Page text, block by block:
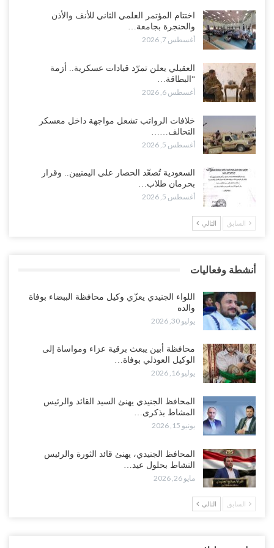
للسعودية بشأن النفط..!
أغسطس 6, 2026
الرئاسي مرحلة التفكك المؤسسي..!
أغسطس 5, 2026
وتعزيزات عسكرية لحماية ترتيبات تصدير النفط..!
أغسطس 5, 2026
وسط معركة سعودية لإسقاط آخر معاقل الزبيدي.. القبائل تستنفر و”درع
الوطن” تبدأ الانتشار..!
أغسطس 5, 2026
خلافات الرواتب تشعل مواجهة داخل معسكر التحالف… والإصلاح يصعّد
تعميد الشهادات يشعل غضباً واسعاً..!
أغسطس 5, 2026
ملفات المال والنفط..!
أغسطس 5, 2026
النفط تلتف حول أفريقيا وسفن تعلن: “لا توجد شحنة…
أغسطس 4, 2026
مليون برميل يشعل غضب حضرموت..!
أغسطس 4, 2026
مدير مكتب العليمي يقدم استقالته.. والخلافات تعصف بالرئاسي وصراع
اختتام المؤتمر العلمي الثاني للأنف والأذن
والحنجرة بجامعة…
أغسطس 7, 2026
العقيلي يعلن تمرّد قيادات عسكرية.. أزمة
“البطاقة…
أغسطس 6, 2026
خلافات الرواتب تشعل مواجهة داخل معسكر
التحالف……
أغسطس 5, 2026
السعودية تُصعّد الحصار على اليمنيين.. وقرار
بحرمان طلاب…
أغسطس 5, 2026
السابق التالي
أنشطة وفعاليات
اللواء الجنيدي يعزّي وكيل محافظة الببضاء بوفاة
والده
يوليو 30, 2026
محافظة أبين يبعث برقية عزاء ومواساة إلى
الوكيل العوذلي بوفاة…
يوليو 16, 2026
المحافظ الجنيدي يهنئ السيد القائد والرئيس
المشاط بذكرى…
يونيو 15, 2026
المحافظ الجنيدي، يهنئ قائد الثورة والرئيس
النشاط بحلول عيد…
مايو 26, 2026
السابق التالي